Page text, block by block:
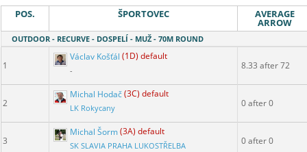
POS. ŠPORTOVEC AVERAGE
ARROW
OUTDOOR - RECURVE - DOSPELÍ - MUŽ - 70M ROUND
1
Václav Košťál (1D) default
- 8.33 after 72
2
Michal Hodač(3C) default
LK Rokycany 0 after 0
3
Michal Šorm(3A) default
SK SLAVIA PRAHA LUKOSTŘELBA 0 after 0